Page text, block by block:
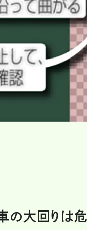
の大回りは